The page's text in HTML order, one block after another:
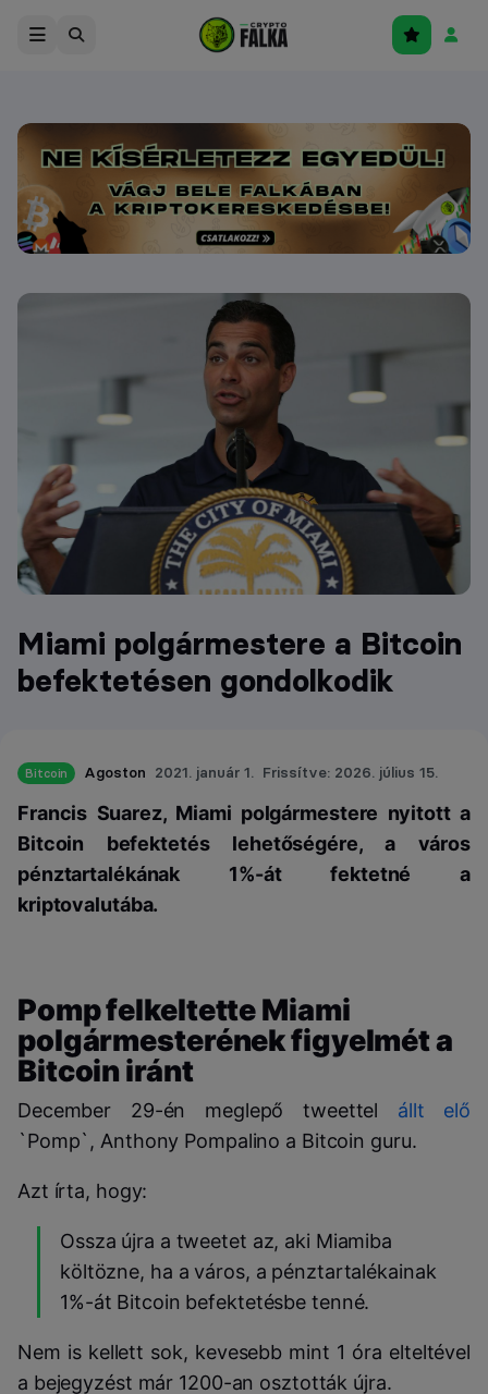
Miami polgármestere a Bitcoin
befektetésen gondolkodik
Bitcoin Agoston 2021. január 1. Frissítve: 2026. július 15.
Francis Suarez, Miami polgármestere nyitott a
Bitcoin befektetés lehetőségére, a város
pénztartalékának 1%-át fektetné a
kriptovalutába.
Pomp felkeltette Miami
polgármesterének figyelmét a
Bitcoin iránt
December 29-én meglepő tweettel állt elő
`Pomp`, Anthony Pompalino a Bitcoin guru.
Azt írta, hogy:
Ossza újra a tweetet az, aki Miamiba
költözne, ha a város, a pénztartalékainak
1%-át Bitcoin befektetésbe tenné.
Nem is kellett sok, kevesebb mint 1 óra elteltével
a bejegyzést már 1200-an osztották újra.